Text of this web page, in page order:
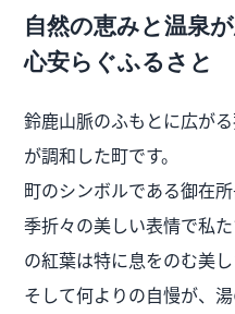
自然の恵みと温泉が
心安らぐふるさと
鈴鹿山脈のふもとに広が
が調和した町です。
町のシンボルである御在
季折々の美しい表情で私
の紅葉は特に息をのむ美し
そして何よりの自慢が、